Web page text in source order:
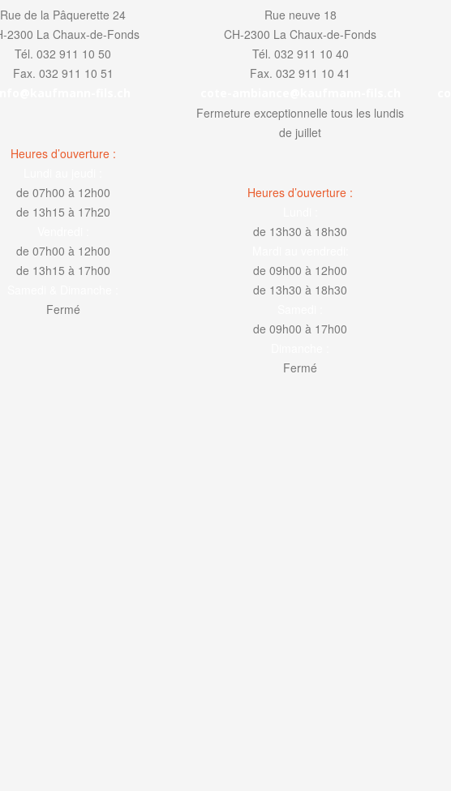
Rue de la Pâquerette 24
2300 La Chaux-de-Fonds
Tél. 032 911 10 50
Fax. 032 911 10 51
Heures d’ouverture :
de 07h00 à 12h00
de 13h15 à 17h20
de 07h00 à 12h00
de 13h15 à 17h00
Fermé
Rue neuve 18
CH-2300 La Chaux-de-Fonds
Tél. 032 911 10 40
Fax. 032 911 10 41
Fermeture exceptionnelle tous les lundis
de juillet
Heures d’ouverture :
de 13h30 à 18h30
de 09h00 à 12h00
de 13h30 à 18h30
de 09h00 à 17h00
Fermé